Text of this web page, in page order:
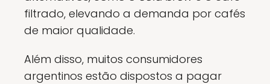
filtrado, elevando a demanda por cafés
de maior qualidade.
Além disso, muitos consumidores
argentinos estão dispostos a pagar